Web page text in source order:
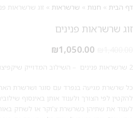
דף הבית » חנות » שרשראות » זוג שרשראות
זוג שרשראות פנינים
₪1,050.00
2 שרשראות פנינים – השילוב המדוייק שיקפיצו כל לוק!
כל שרשרת מגיעה בנפרד עם סוגר ושרשרת
להקטין לפי הצורך ולענוד אותן באינסוף
לענוד את שתיהן כשרשרת צ'וקר או לשחק